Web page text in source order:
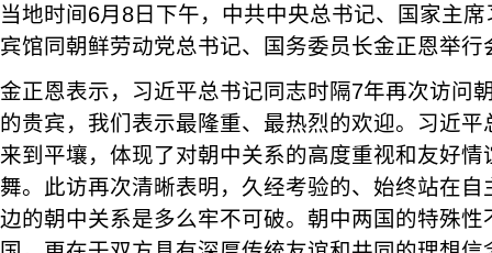
当地时间6月8日下午，中共中央总书记、国家主
宾馆同朝鲜劳动党总书记、国务委员长金正恩举行
金正恩表示，习近平总书记同志时隔7年再次访问
的贵宾，我们表示最隆重、最热烈的欢迎。习近
来到平壤，体现了对朝中关系的高度重视和友好
舞。此访再次清晰表明，久经考验的、始终站在
边的朝中关系是多么牢不可破。朝中两国的特殊性